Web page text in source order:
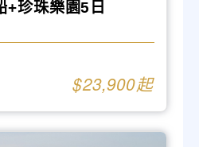
+珍珠樂園5日
23,900